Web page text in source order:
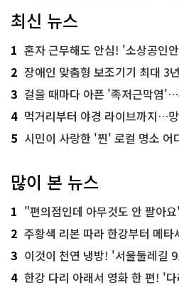
최신 뉴스
1 혼자 근무해도 안심! '소상공인
2 장애인 맞춤형 보조기기 최대 3년간
3 걸을 때마다 아픈 '족저근막염'…무작
4 먹거리부터 야경 라이브까지…
5 시민이 사랑한 '찐' 로컬 명소 어디
많이 본 뉴스
1 "편의점인데 아무것도 안 팔아요" 서울
2 주황색 리본 따라 한강부터 메타세쿼이
3 이것이 천연 냉방! '서울둘레길
4 한강 다리 아래서 영화 한 편! '